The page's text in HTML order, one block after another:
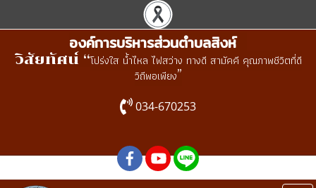
องค์การบริหารส่วนตำบลสิงห์
วิสัยทัศน์ “โปร่งใส น้ำไหล ไฟสว่าง ทางดี สามัคคี คุณภาพชีวิตที่ดี
วิถีพอเพียง”
034-670253